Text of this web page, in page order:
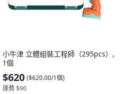
小牛津 立體組裝工程師（295pcs）,
1個
$620 ($620.00/1個)
運費 $90